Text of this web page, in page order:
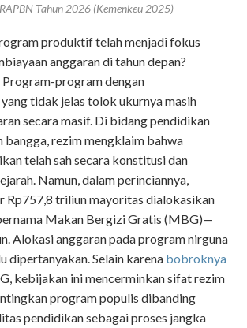
Tahun 2026 (Kemenkeu 2025)
produktif telah menjadi fokus
anggaran di tahun depan?
Program-program dengan
tidak jelas tolok ukurnya masih
secara masif. Di bidang pendidikan
bangga, rezim mengklaim bahwa
telah sah secara konstitusi dan
Namun, dalam perinciannya,
Rp757,8 triliun mayoritas dialokasikan
Makan Bergizi Gratis (MBG)—
Alokasi anggaran pada program nirguna
dipertanyakan. Selain karena bobroknya
kebijakan ini mencerminkan sifat rezim
program populis dibanding
pendidikan sebagai proses jangka